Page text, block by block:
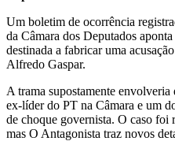
Um boletim de ocorrência
da Câmara dos Deputados
destinada a fabricar uma
Alfredo Gaspar.
A trama supostamente
ex-líder do PT na Câmara e um
de choque governista. O caso foi
mas O Antagonista traz novos